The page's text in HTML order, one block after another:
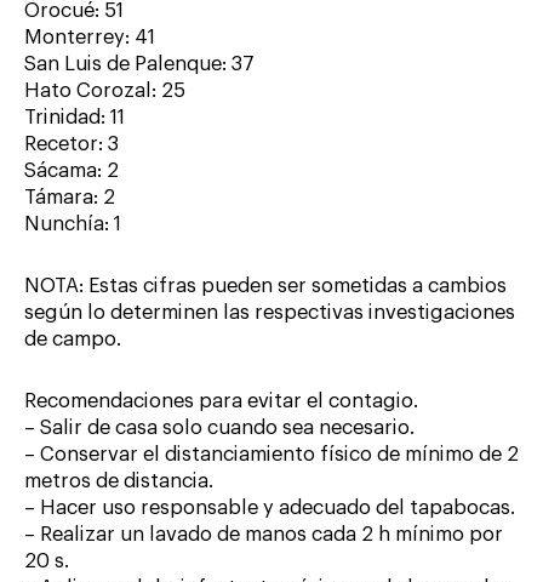
Orocué: 51
Monterrey: 41
San Luis de Palenque: 37
Hato Corozal: 25
Trinidad: 11
Recetor: 3
Sácama: 2
Támara: 2
Nunchía: 1
NOTA: Estas cifras pueden ser sometidas a cambios
según lo determinen las respectivas investigaciones
de campo.
Recomendaciones para evitar el contagio.
– Salir de casa solo cuando sea necesario.
– Conservar el distanciamiento físico de mínimo de 2
metros de distancia.
– Hacer uso responsable y adecuado del tapabocas.
– Realizar un lavado de manos cada 2 h mínimo por
20 s.